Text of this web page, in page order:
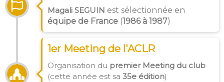
Magali SEGUIN estsélectionnée en
équipe de France (1986 à 1987)
1er Meeting de l'ACLR
Organisation du premier Meeting du club
(cette année est sa35e édition)